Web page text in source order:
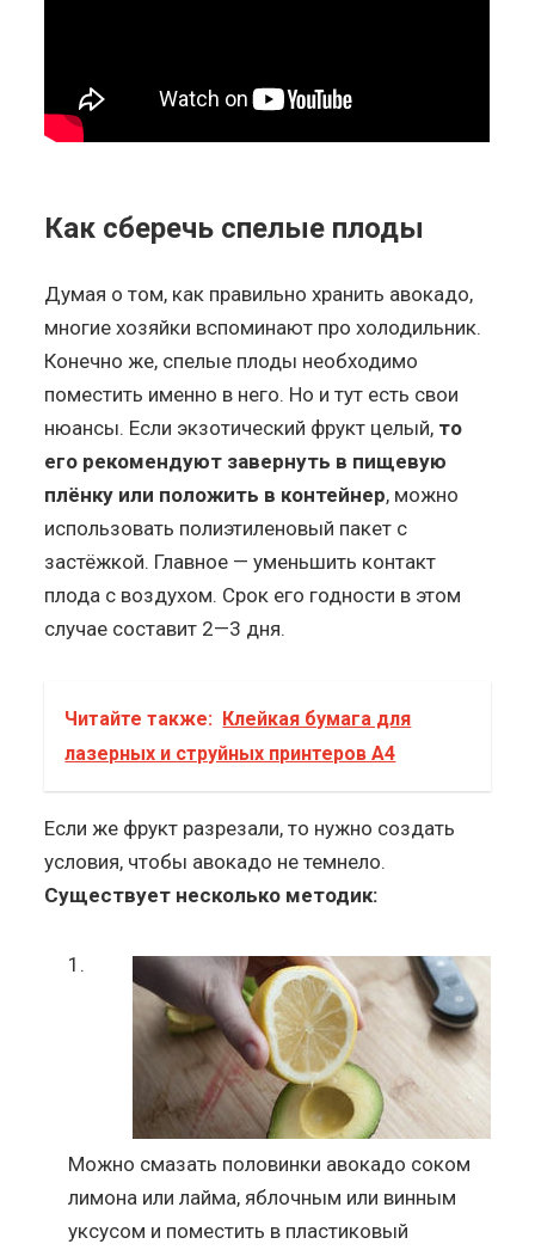
Как сберечь спелые плоды
Думая о том, как правильно хранить авокадо,
многие хозяйки вспоминают про холодильник.
Конечно же, спелые плоды необходимо
поместить именно в него. Но и тут есть свои
нюансы. Если экзотический фрукт целый, то
его рекомендуют завернуть в пищевую
плёнку или положить в контейнер, можно
использовать полиэтиленовый пакет с
застёжкой. Главное — уменьшить контакт
плода с воздухом. Срок его годности в этом
случае составит 2—3 дня.
Читайте также: Клейкая бумага для
лазерных и струйных принтеров А4
Если же фрукт разрезали, то нужно создать
условия, чтобы авокадо не темнело.
Существует несколько методик:
Можно смазать половинки авокадо соком
лимона или лайма, яблочным или винным
уксусом и поместить в пластиковый